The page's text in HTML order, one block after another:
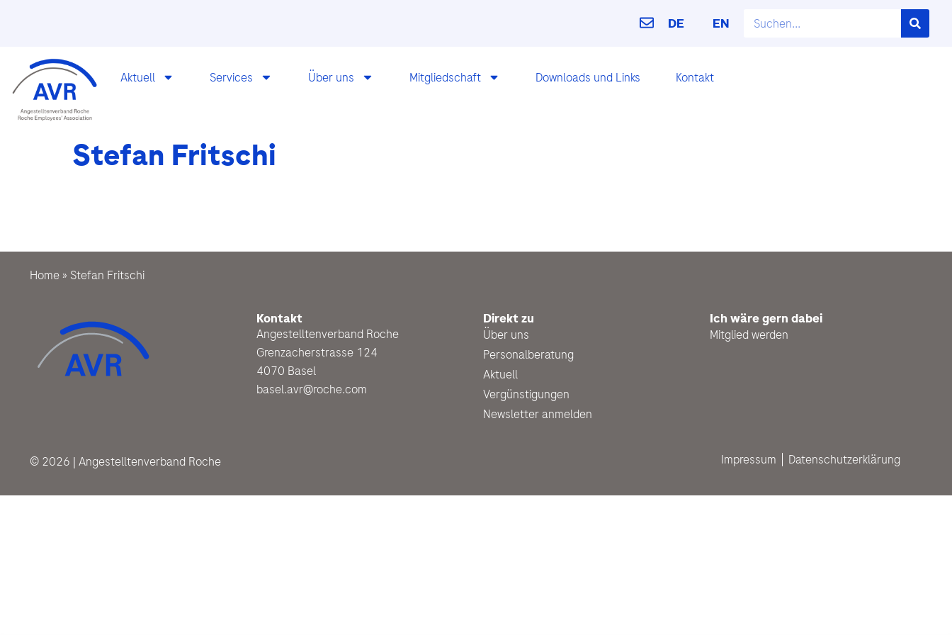
DE EN
Aktuell Services Über uns Mitgliedschaft Downloads und Links Kontakt
Stefan Fritschi
Home » Stefan Fritschi
Kontakt
Angestelltenverband Roche
Grenzacherstrasse 124
4070 Basel
basel.avr@roche.com
Direkt zu
Über uns
Personalberatung
Aktuell
Vergünstigungen
Newsletter anmelden
Ich wäre gern dabei
Mitglied werden
© 2026 | Angestelltenverband Roche Impressum Datenschutzerklärung